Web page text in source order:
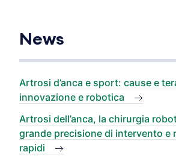
News
Artrosi d’anca e sport: cause e
innovazione e robotica
Artrosi dell’anca, la chirurgia
grande precisione di intervento e
rapidi